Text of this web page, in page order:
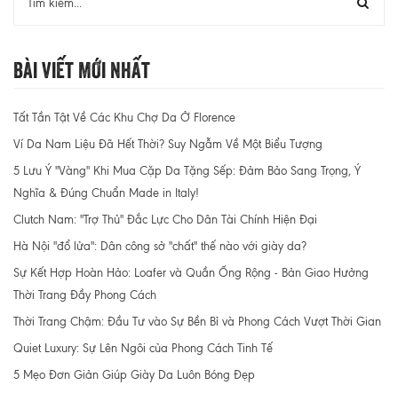
Bài Viết Mới Nhất
Tất Tần Tật Về Các Khu Chợ Da Ở Florence
Ví Da Nam Liệu Đã Hết Thời? Suy Ngẫm Về Một Biểu Tượng
5 Lưu Ý "Vàng" Khi Mua Cặp Da Tặng Sếp: Đảm Bảo Sang Trọng, Ý
Nghĩa & Đúng Chuẩn Made in Italy!
Clutch Nam: "Trợ Thủ" Đắc Lực Cho Dân Tài Chính Hiện Đại
Hà Nội "đổ lửa": Dân công sở "chất" thế nào với giày da?
Sự Kết Hợp Hoàn Hảo: Loafer và Quần Ống Rộng - Bản Giao Hưởng
Thời Trang Đầy Phong Cách
Thời Trang Chậm: Đầu Tư vào Sự Bền Bỉ và Phong Cách Vượt Thời Gian
Quiet Luxury: Sự Lên Ngôi của Phong Cách Tinh Tế
5 Mẹo Đơn Giản Giúp Giày Da Luôn Bóng Đẹp